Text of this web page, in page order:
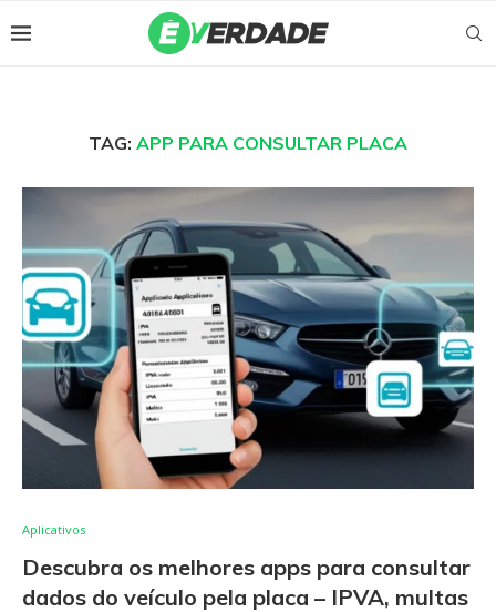
TAG: APP PARA CONSULTAR PLACA
Aplicativos
Descubra os melhores apps para consultar
dados do veículo pela placa – IPVA, multas